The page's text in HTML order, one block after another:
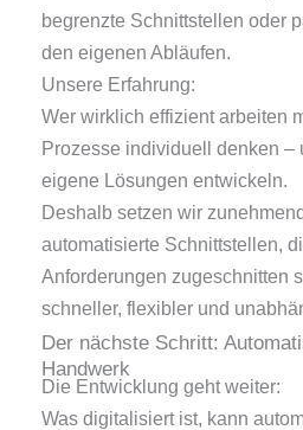
begrenzte Schnittstellen oder
den eigenen Abläufen.
Unsere Erfahrung:
Wer wirklich effizient arbeiten
Prozesse individuell denken –
eigene Lösungen entwickeln.
Deshalb setzen wir
automatisierte Schnittstellen,
Anforderungen zugeschnitten
schneller, flexibler und
Der nächste Schritt:
Handwerk
Die Entwicklung geht weiter:
Was digitalisiert ist, kann